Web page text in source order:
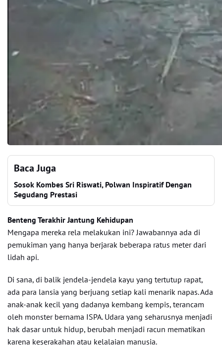
Baca Juga
Sosok Kombes Sri Riswati, Polwan Inspiratif Dengan
Segudang Prestasi
Benteng Terakhir Jantung Kehidupan
Mengapa mereka rela melakukan ini? Jawabannya ada di
pemukiman yang hanya berjarak beberapa ratus meter dari
lidah api.
Di sana, di balik jendela-jendela kayu yang tertutup rapat,
ada para lansia yang berjuang setiap kali menarik napas. Ada
anak-anak kecil yang dadanya kembang kempis, terancam
oleh monster bernama ISPA. Udara yang seharusnya menjadi
hak dasar untuk hidup, berubah menjadi racun mematikan
karena keserakahan atau kelalaian manusia.